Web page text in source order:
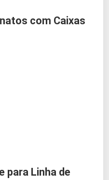
com Caixas
para Linha de